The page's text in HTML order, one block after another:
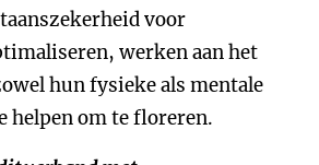
voor
werken aan het
hun fysieke als mentale
helpen om te floreren.